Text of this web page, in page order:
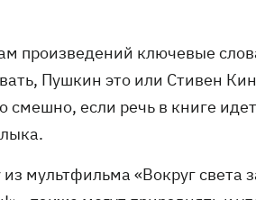
произведений ключевые
Пушкин это или Стивен
смешно, если речь в книге
мультфильма «Вокруг света